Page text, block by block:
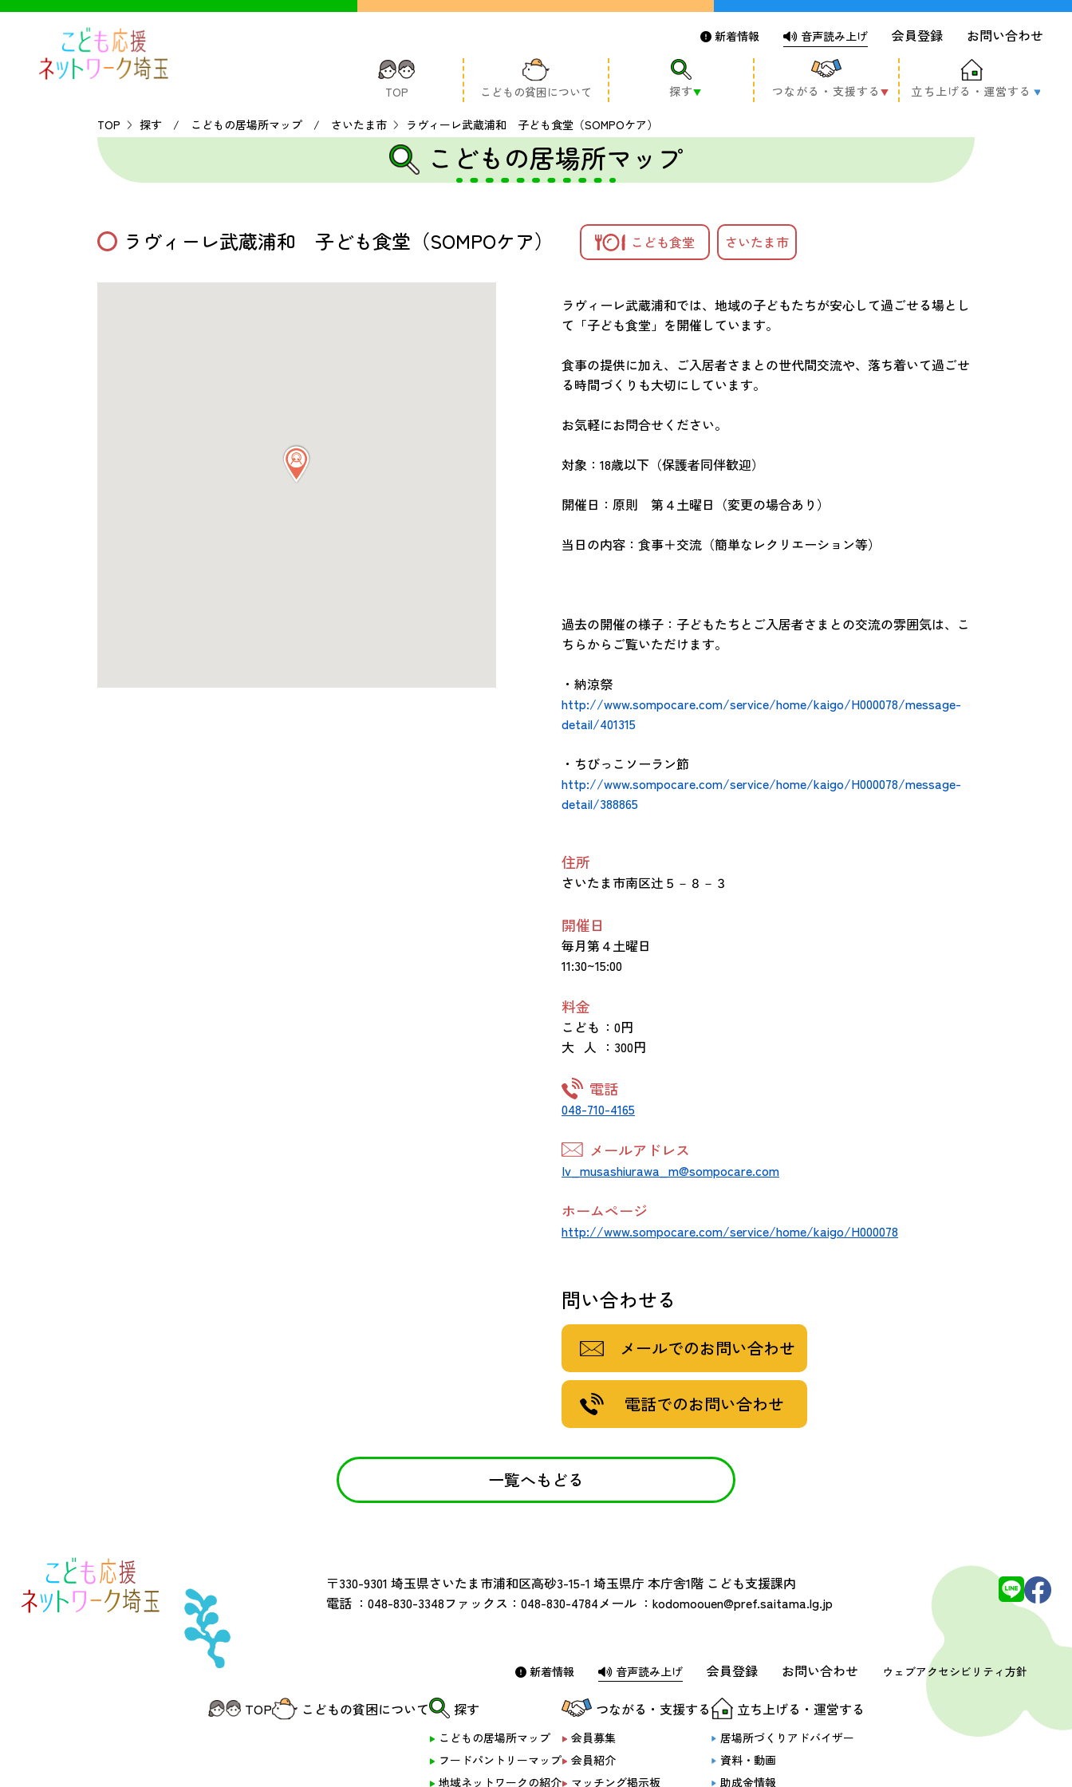
新着情報 音声読み上げ 会員登録 お問い合わせ
TOP こどもの貧困について 探す つながる・支援する 立ち上げる・運営する
TOP 探す / こどもの居場所マップ / さいたま市 ラヴィーレ武蔵浦和 子ども食堂（SOMPOケア）
こどもの居場所マップ
ラヴィーレ武蔵浦和 子ども食堂（SOMPOケア） こども食堂 さいたま市
ラヴィーレ武蔵浦和では、地域の子どもたちが安心して過ごせる場とし
て「子ども食堂」を開催しています。
食事の提供に加え、ご入居者さまとの世代間交流や、落ち着いて過ごせ
る時間づくりも大切にしています。
お気軽にお問合せください。
対象：18歳以下（保護者同伴歓迎）
開催日：原則 第４土曜日（変更の場合あり）
当日の内容：食事＋交流（簡単なレクリエーション等）
過去の開催の様子：子どもたちとご入居者さまとの交流の雰囲気は、こ
ちらからご覧いただけます。
・納涼祭
http://www.sompocare.com/service/home/kaigo/H000078/message-
detail/401315
・ちびっこソーラン節
http://www.sompocare.com/service/home/kaigo/H000078/message-
detail/388865
住所
さいたま市南区辻５－８－３
開催日
毎月第４土曜日
11:30~15:00
料金
こども ：0円
大 人 ：300円
電話
048-710-4165
メールアドレス
Iv_musashiurawa_m@sompocare.com
ホームページ
http://www.sompocare.com/service/home/kaigo/H000078
問い合わせる
メールでのお問い合わせ
電話でのお問い合わせ
一覧へもどる
〒330-9301 埼玉県さいたま市浦和区高砂3-15-1 埼玉県庁 本庁舎1階 こども支援課内
電話 ： 048-830-3348ファックス： 048-830-4784メール ： kodomoouen@pref.saitama.lg.jp
新着情報 音声読み上げ 会員登録 お問い合わせ ウェブアクセシビリティ方針
TOP こどもの貧困について 探す
こどもの居場所マップ
フードパントリーマップ
地域ネットワークの紹介
つながる・支援する
会員募集
会員紹介
マッチング掲示板
立ち上げる・運営する
居場所づくりアドバイザー
資料・動画
助成金情報